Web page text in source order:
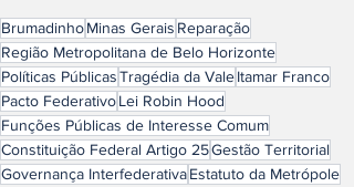
BrumadinhoMinas Gerais Reparação
Região Metropolitana de Belo Horizonte
Políticas PúblicasTragédia da ValeItamar Franco
Pacto FederativoLei Robin Hood
Funções Públicas de Interesse Comum
Constituição Federal Artigo 25Gestão Territorial
Governança InterfederativaEstatuto da Metrópole